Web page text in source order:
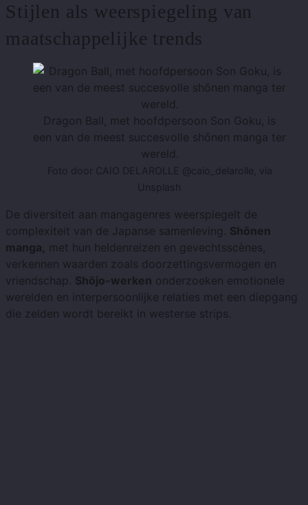
Stijlen als weerspiegeling van
maatschappelijke trends
Dragon Ball, met hoofdpersoon Son Goku, is
een van de meest succesvolle shōnen manga ter
wereld.
Foto door CAIO DELAROLLE @caio_delarolle, via
Unsplash
De diversiteit aan mangagenres weerspiegelt de
complexiteit van de Japanse samenleving. Shōnen
manga, met hun heldenreizen en gevechtsscènes,
verkennen waarden zoals doorzettingsvermogen en
vriendschap. Shōjo-werken onderzoeken emotionele
werelden en interpersoonlijke relaties met een diepgang
die zelden wordt bereikt in westerse strips.